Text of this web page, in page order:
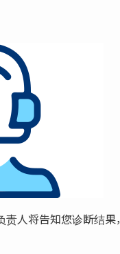
人将告知您诊断结果